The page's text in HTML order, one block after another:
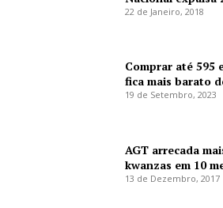
22 de Janeiro, 2018
Comprar até 595
fica mais barato
19 de Setembro, 2023
AGT arrecada
kwanzas em 10
13 de Dezembro, 2017